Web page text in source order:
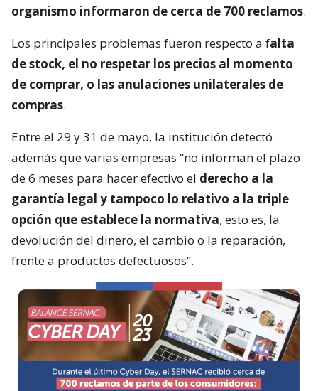
organismo informaron de cerca de 700 reclamos.
Los principales problemas fueron respecto a falta
de stock, el no respetar los precios al momento
de comprar, o las anulaciones unilaterales de
compras.
Entre el 29 y 31 de mayo, la institución detectó
además que varias empresas “no informan el plazo
de 6 meses para hacer efectivo el derecho a la
garantía legal y tampoco lo relativo a la triple
opción que establece la normativa, esto es, la
devolución del dinero, el cambio o la reparación,
frente a productos defectuosos”.